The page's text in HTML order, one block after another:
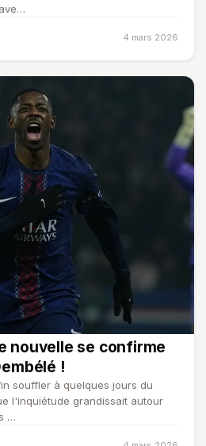
4 mars 2026
nouvelle se confirme
!
souffler à quelques jours du
l'inquiétude grandissait autour
…